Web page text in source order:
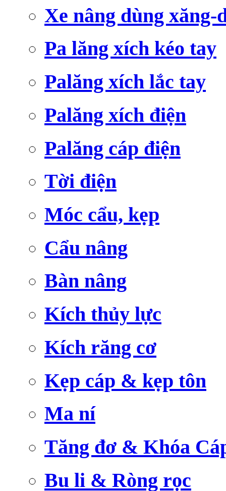
Xe nâng dùng xăng-
Pa lăng xích kéo tay
Palăng xích lắc tay
Palăng xích điện
Palăng cáp điện
Tời điện
Móc cẩu, kẹp
Cẩu nâng
Bàn nâng
Kích thủy lực
Kích răng cơ
Kẹp cáp & kẹp tôn
Ma ní
Tăng đơ & Khóa
Bu li & Ròng rọc